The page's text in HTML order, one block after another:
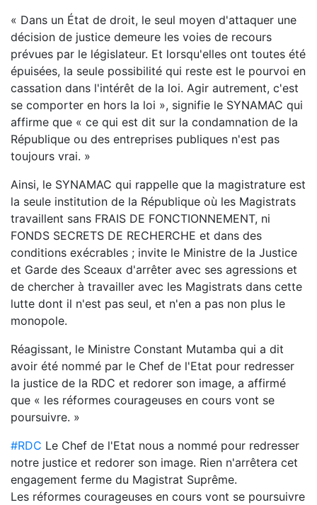
« Dans un État de droit, le seul moyen d'attaquer une
décision de justice demeure les voies de recours
prévues par le législateur. Et lorsqu'elles ont toutes été
épuisées, la seule possibilité qui reste est le pourvoi en
cassation dans l'intérêt de la loi. Agir autrement, c'est
se comporter en hors la loi », signifie le SYNAMAC qui
affirme que « ce qui est dit sur la condamnation de la
République ou des entreprises publiques n'est pas
toujours vrai. »
Ainsi, le SYNAMAC qui rappelle que la magistrature est
la seule institution de la République où les Magistrats
travaillent sans FRAIS DE FONCTIONNEMENT, ni
FONDS SECRETS DE RECHERCHE et dans des
conditions exécrables ; invite le Ministre de la Justice
et Garde des Sceaux d'arrêter avec ses agressions et
de chercher à travailler avec les Magistrats dans cette
lutte dont il n'est pas seul, et n'en a pas non plus le
monopole.
Réagissant, le Ministre Constant Mutamba qui a dit
avoir été nommé par le Chef de l'Etat pour redresser
la justice de la RDC et redorer son image, a affirmé
que « les réformes courageuses en cours vont se
poursuivre. »
#RDC Le Chef de l'Etat nous a nommé pour redresser
notre justice et redorer son image. Rien n'arrêtera cet
engagement ferme du Magistrat Suprême.
Les réformes courageuses en cours vont se poursuivre